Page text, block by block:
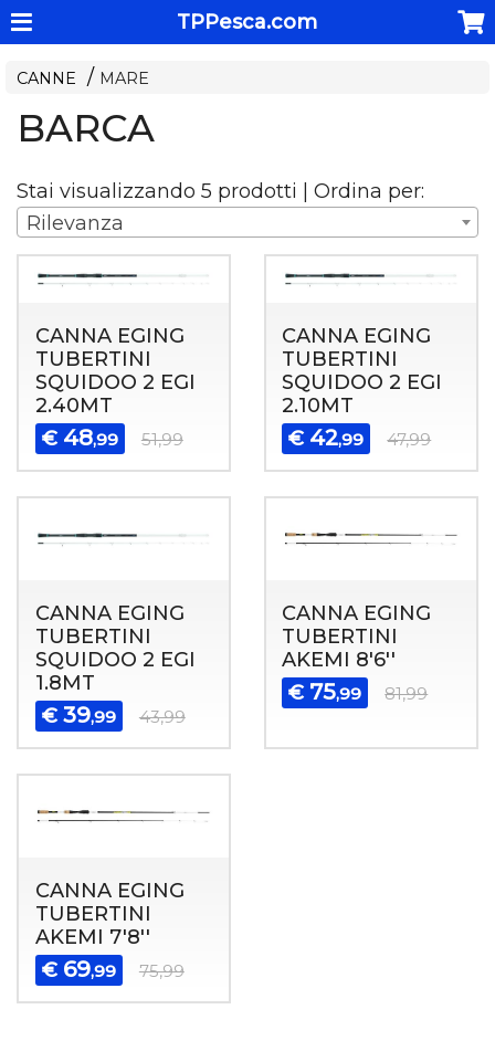
TPPesca.com
CANNE MARE
BARCA
Stai visualizzando 5 prodotti | Ordina per:
Rilevanza
CANNA EGING
TUBERTINI
SQUIDOO 2 EGI
2.40MT
€ 48,99 51,99
CANNA EGING
TUBERTINI
SQUIDOO 2 EGI
2.10MT
€ 42,99 47,99
CANNA EGING
TUBERTINI
SQUIDOO 2 EGI
1.8MT
€ 39,99 43,99
CANNA EGING
TUBERTINI
AKEMI 8'6''
€ 75,99 81,99
CANNA EGING
TUBERTINI
AKEMI 7'8''
€ 69,99 75,99